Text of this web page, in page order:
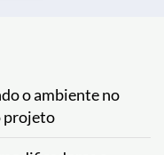
o ambiente no
projeto